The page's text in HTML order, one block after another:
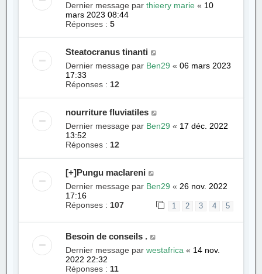
Dernier message parthieery marie « 10
mars 2023 08:44
Réponses :5
Steatocranus tinanti
Dernier message par Ben29 «06 mars 2023
17:33
Réponses :12
nourriture fluviatiles
Dernier message par Ben29 « 17 déc. 2022
13:52
Réponses :12
[+]Pungu maclareni
Dernier message par Ben29 «26 nov. 2022
17:16
Réponses :107 1 2 3 4 5
Besoin de conseils .
Dernier message parwestafrica « 14 nov.
2022 22:32
Réponses : 11